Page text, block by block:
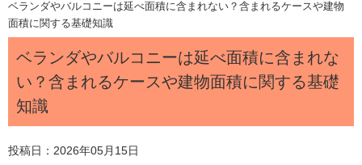
ベランダやバルコニーは延べ面積に含まれない？含まれるケースや建物
面積に関する基礎知識
ベランダやバルコニーは延べ面積に含まれな
い？含まれるケースや建物面積に関する基礎
知識
投稿日：2026年05月15日